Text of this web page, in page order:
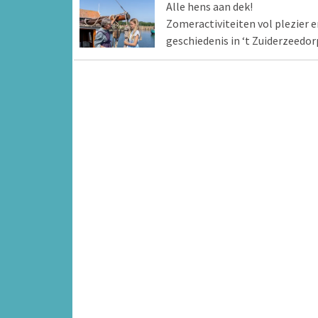
Alle hens aan dek!
Zomeractiviteiten vol plezier
geschiedenis in ‘t